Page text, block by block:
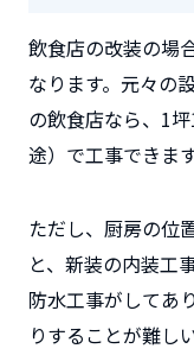
飲食店の改装の場
なります。元々の
の飲食店なら、 1
途）で工事できます
ただし、厨房の位
と、新装の内装工
防水工事がしてあ
りすることが難し